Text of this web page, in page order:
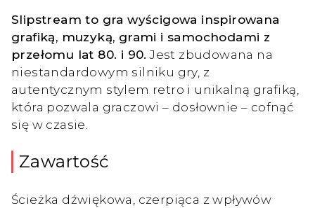
Slipstream to gra wyścigowa inspirowana
grafiką, muzyką, grami i samochodami z
przełomu lat 80. i 90. Jest zbudowana na
niestandardowym silniku gry, z
autentycznym stylem retro i unikalną grafiką,
która pozwala graczowi – dosłownie – cofnąć
się w czasie.
Zawartość
Ścieżka dźwiękowa, czerpiąca z wpływów